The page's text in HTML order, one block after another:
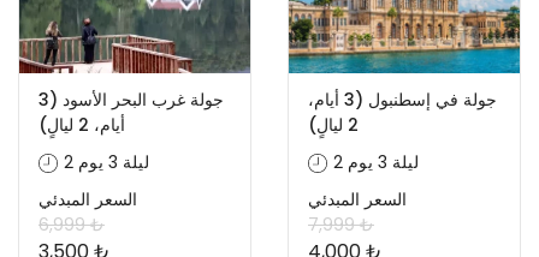
جولة غرب البحر الأسود (3
أيام، 2 ليالٍ)
2 ليلة 3 يوم
السعر المبدئي
6,999 ₺
جولة في إسطنبول (3 أيام،
2 ليالٍ)
2 ليلة 3 يوم
السعر المبدئي
7,999 ₺